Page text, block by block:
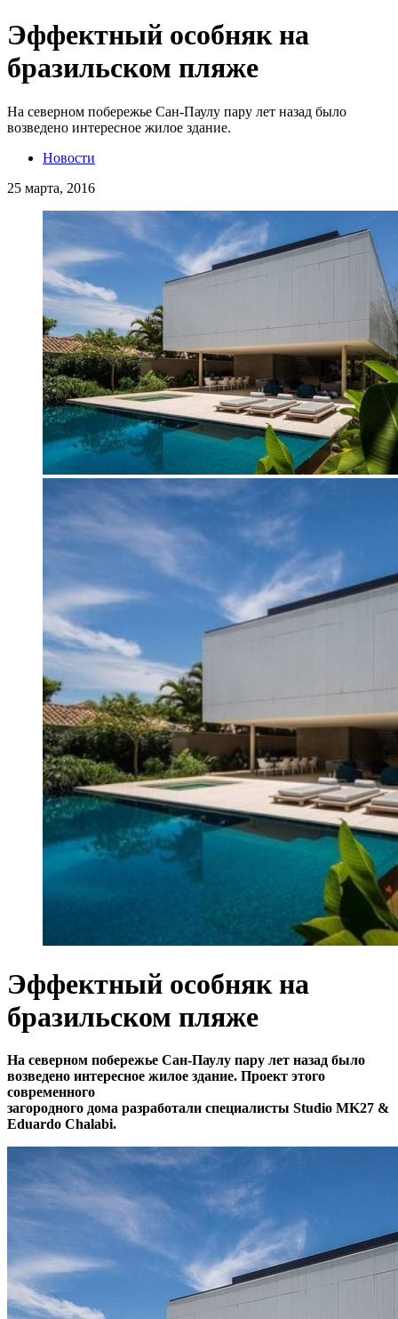
Эффектный особняк на
бразильском пляже
На северном побережье Сан-Паулу пару лет назад было
возведено интересное жилое здание.
Новости
25 марта, 2016
Эффектный особняк на
бразильском пляже
На северном побережье Сан-Паулу пару лет назад было
возведено интересное жилое здание. Проект этого
современного
загородного дома разработали специалисты Studio MK27 &
Eduardo Chalabi.